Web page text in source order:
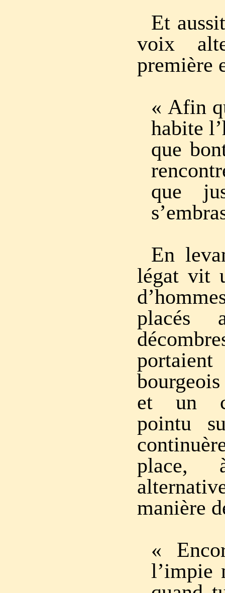
Et
voix
première
« Afin
habite
que
que
En
légat vit
placés
portaient
bourgeois
et un
pointu
place,
manière
«
l’impie